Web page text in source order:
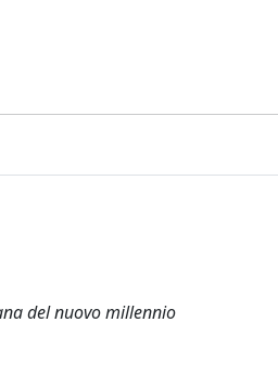
del nuovo millennio